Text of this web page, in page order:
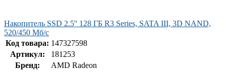
Накопитель SSD 2.5'' 128 ГБ R3 Series, SATA III, 3D NAND,
520/450 Мб/с
Код товара: 147327598
Артикул:
181253
Бренд:
AMD Radeon